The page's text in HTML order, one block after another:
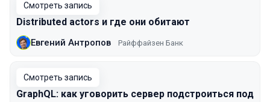
Смотреть запись
Distributed actors и где они обитают
Евгений Антропов Райффайзен Банк
Смотреть запись
GraphQL: как уговорить сервер подстроиться под